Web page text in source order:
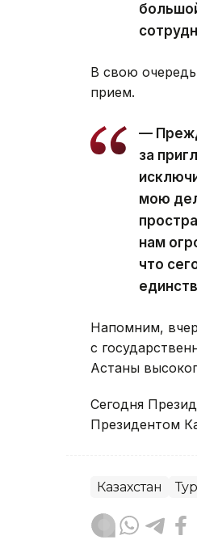
В свою
прием.
—
за
мою
нам
что
Напомним,
с
Астаны
Сегодня
Президентом
Казахстан